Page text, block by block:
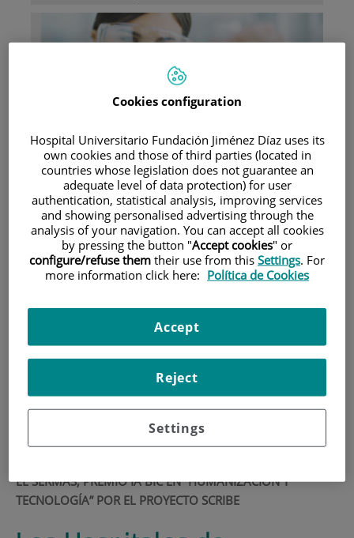
Investigación
Docencia
Teléfono de atención al usuario
900 301 013
SALA DE PRENSA|ACTUALIDAD
EL SERMAS, PREMIO IA BIC EN “HUMANIZACIÓN Y
TECNOLOGÍA” POR EL PROYECTO SCRIBE
Cookies configuration
Hospital Universitario Fundación Jiménez Díaz uses its
own cookies and those of third parties (located in
countries whose legislation does not guarantee an
adequate level of data protection) for user
authentication, statistical analysis, improving services
and showing personalised advertising through the
analysis of your navigation. You can accept all cookies
by pressing the button "Accept cookies" or
configure/refuse them their use from this Settings. For
more information click here: Política de Cookies
Settings
Reject
Accept